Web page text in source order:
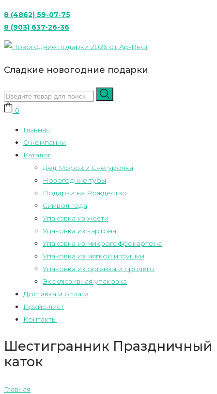
8 (4862) 59-07-75
8 (903) 637-26-36
Сладкие новогодние подарки
0
Главная
О компании
Каталог
Дед Мороз и Снегурочка
Новогодние тубы
Подарки на Рождество
Символ года
Упаковка из жести
Упаковка из картона
Упаковка из микрогофрокартона
Упаковка из мягкой игрушки
Упаковка из органзы и прочего
Эксклюзивная упаковка
Доставка и оплата
Прайс-лист
Контакты
Шестигранник Праздничный
каток
Главная